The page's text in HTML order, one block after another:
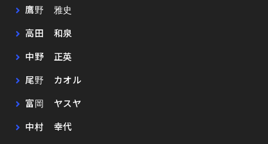
鷹野 雅史
高田 和泉
中野 正英
尾野 カオル
富岡 ヤスヤ
中村 幸代